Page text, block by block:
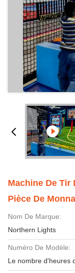
Machine De Tir
Pièce De
Nom De Marque:
Northern Lights
Numéro De Modèle:
Le nombre d'heures